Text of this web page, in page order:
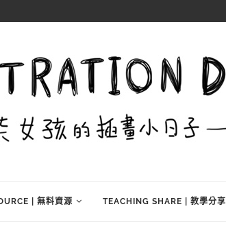
| 無料資源 TEACHING SHARE | 教學分享